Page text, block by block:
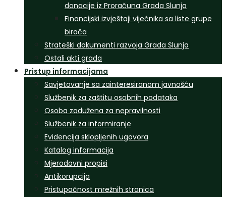
donacije iz Proračuna Grada Slunja
Financijski izvještaji vijećnika sa liste grupe
birača
Strateški dokumenti razvoja Grada Slunja
Ostali akti grada
Pristup informacijama
Savjetovanje sa zainteresiranom javnošću
Službenik za zaštitu osobnih podataka
Osoba zadužena za nepravilnosti
Službenik za informiranje
Evidencija sklopljenih ugovora
Katalog informacija
Mjerodavni propisi
Antikorupcija
Pristupačnost mrežnih stranica